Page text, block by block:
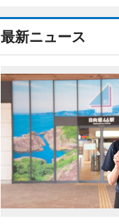
最新ニュース